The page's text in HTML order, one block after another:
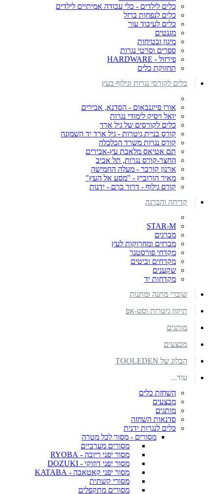
כלים לילדים - כלי עבודה אמיתיים לילדים
כלים לנפחות ברזל
כלים לעיבוד עור
מגנטים
מיגון ובטיחות
ספרים וסרטי נגרות
פירזול - HARDWARE
תחזוקת כלים
כלים לקורסי נגרות וגילוף בעץ
אורן פייגנבאום - הסדנא, אבירים
יואל ויסיק לימודי נגרות
כלים לקורסים של גיל ארד
קורס בניית גיטרות - גיל ארד יד השמונה
קורס נגרות משרד הכלכלה
תם אטיאס מלאכת עץ-אבירים
החצר-קורס נגרות, תל אביב
ארנון קורבר - מעלה החמישה
מאיר הורוביץ - "מסע אל העץ"
קורס גילוף - דרור כרם - ידנות
קדיחה והברגה
STAR-M
מברגים
מברזים ומחרוקות לעץ
מקדחי פורסטנר
מקדחים וביטים
שקענים
מקדחות יד
שוברי מתנה ומתנות
תיקון גיטרות וסט-אפ
מותגים
מבצעים
הבלוג של TOOLEDEN
עוד...
השחזת כלים
מבצעים
מותגים
סדנאות השחזה
כלים לנגרות ידנית
מסורים - מסור לכל מטרה
מסורים מערביים
מסור יפני ריובה - RYOBA
מסור יפני דוזוקי - DOZUKI
מסור יפני קאטאבה - KATABA
מסורי קשתית
מסורים מתקפלים